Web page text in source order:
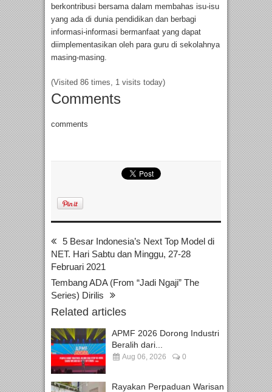
berkontribusi bersama dalam membahas isu-isu
yang ada di dunia pendidikan dan berbagi
informasi-informasi bermanfaat yang dapat
diimplementasikan oleh para guru di sekolahnya
masing-masing.
(Visited 86 times, 1 visits today)
Comments
comments
5 Besar Indonesia’s Next Top Model di
NET. Hari Sabtu dan Minggu, 27-28
Februari 2021
Tembang ADA (From “Jadi Ngaji” The
Series) Dirilis
Related articles
APMF 2026 Dorong Industri
Beralih dari...
Aug 06, 2026 0
Rayakan Perpaduan Warisan